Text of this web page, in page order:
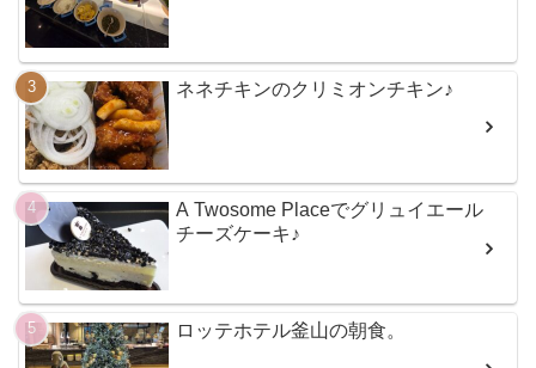
ネネチキンのクリミオンチキン♪
A Twosome Placeでグリュイエール
チーズケーキ♪
ロッテホテル釜山の朝食。